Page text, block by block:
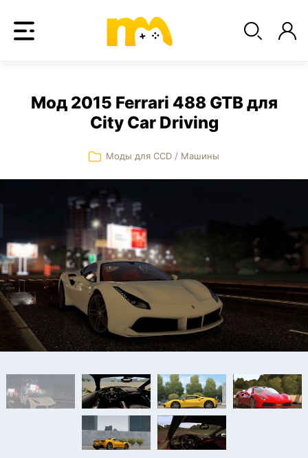
Мод 2015 Ferrari 488 GTB для
City Car Driving
Моды для CCD / Машины